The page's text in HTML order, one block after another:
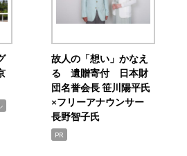
故人の「想い」かなえ
る 遺贈寄付 日本財
団名誉会長 笹川陽平氏
×フリーアナウンサー
長野智子氏
PR